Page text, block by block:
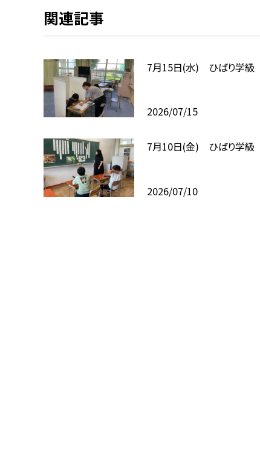
関連記事
7月15日(水) ひばり学級
2026/07/15
7月10日(金) ひばり学級
2026/07/10